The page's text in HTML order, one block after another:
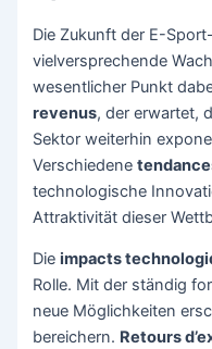
Die Zukunft der E-
vielversprechende
wesentlicher Punkt
revenus, der erwartet,
Sektor weiterhin
Verschiedene
technologische
Attraktivität dieser
Dieimpacts
Rolle. Mit der ständig
neue Möglichkeiten
bereichern. Retours